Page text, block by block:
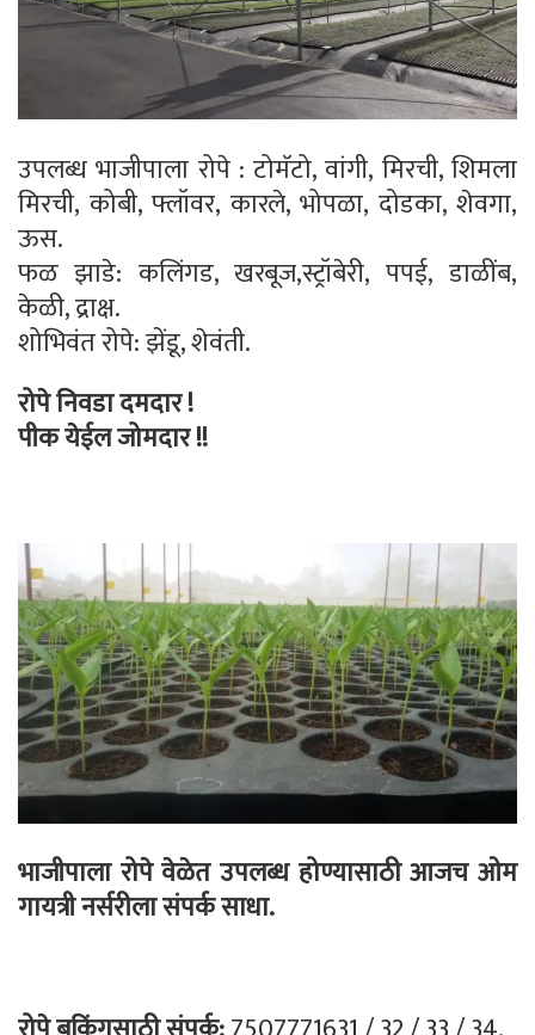
उपलब्ध भाजीपाला रोपे : टोमॅटो, वांगी, मिरची, शिमला
मिरची, कोबी, फ्लॉवर, कारले, भोपळा, दोडका, शेवगा,
ऊस.
फळ झाडे: कलिंगड, खरबूज,स्ट्रॉबेरी, पपई, डाळींब,
केळी, द्राक्ष.
शोभिवंत रोपे: झेंडू, शेवंती.
रोपे निवडा दमदार !
पीक येईल जोमदार !!
भाजीपाला रोपे वेळेत उपलब्ध होण्यासाठी आजच ओम
गायत्री नर्सरीला संपर्क साधा.